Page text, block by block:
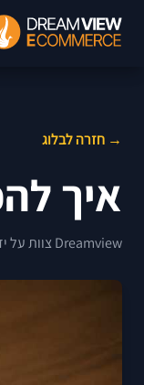
→ חזרה לבלוג
איך
Dreamview צוות על ידי פורסם